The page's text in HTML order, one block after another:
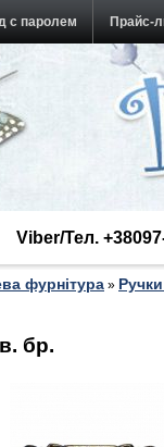
с паролем Прайс-
Viber/Тел.
фурнітура »
бр.